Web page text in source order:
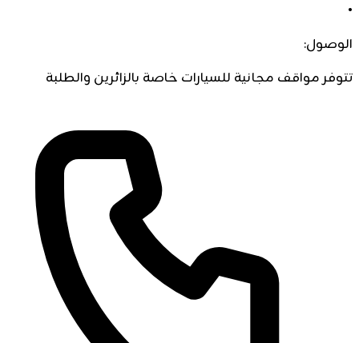
•
الوصول:
تتوفر مواقف مجانية للسيارات خاصة بالزائرين والطلبة